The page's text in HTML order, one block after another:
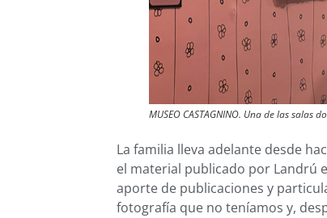
MUSEO CASTAGNINO. Una de las
La familia lleva adelante desde
el material publicado por Landrú
aporte de publicaciones y
fotografía que no teníamos y,